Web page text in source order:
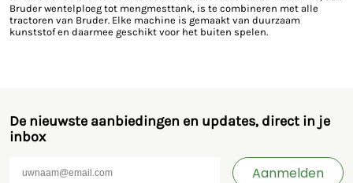
Bruder wentelploeg tot mengmesttank, is te combineren met alle
tractoren van Bruder. Elke machine is gemaakt van duurzaam
kunststof en daarmee geschikt voor het buiten spelen.
De nieuwste aanbiedingen en updates, direct in je
inbox
Aanmelden